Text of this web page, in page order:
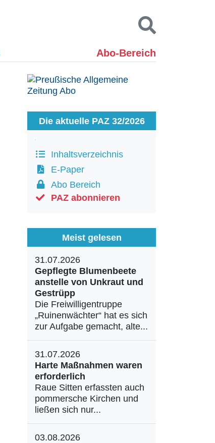
Abo-Bereich
Kontakt
Die aktuelle PAZ 32/2026
Inhaltsverzeichnis
E-Paper
Abo Bereich
PAZ abonnieren
Meist gelesen
31.07.2026
Gepflegte Blumenbeete
anstelle von Unkraut und
Gestrüpp
Die Freiwilligentruppe
„Ruinenwächter“ hat es sich
zur Aufgabe gemacht, alte...
31.07.2026
Harte Maßnahmen waren
erforderlich
Raue Sitten erfassten auch
pommersche Kirchen und
ließen sich nur...
03.08.2026